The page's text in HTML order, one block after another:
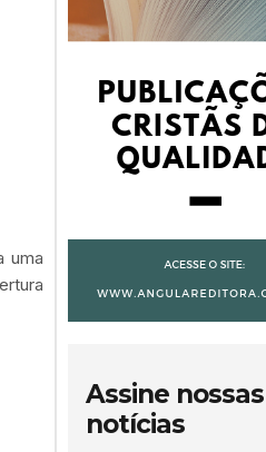
uma
Assine nossas
notícias